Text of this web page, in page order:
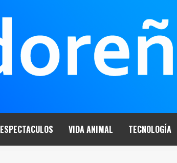
ESPECTACULOS VIDA ANIMAL TECNOLOGÍA